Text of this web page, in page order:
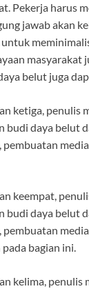
Pekerja harus
jawab akan
masyarakat
belut juga
ketiga, penulis
budi daya belut
pembuatan
keempat,
budi daya belut
pembuatan
bagian ini.
kelima,